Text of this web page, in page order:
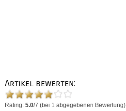
Artikel bewerten:
Rating: 5.0/7 (bei 1 abgegebenen Bewertung)